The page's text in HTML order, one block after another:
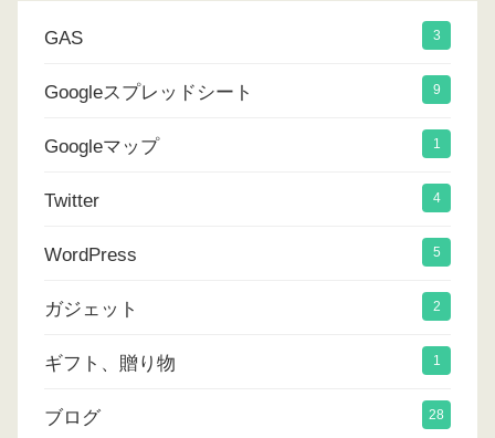
GAS 3
Googleスプレッドシート 9
Googleマップ 1
Twitter 4
WordPress 5
ガジェット 2
ギフト、贈り物 1
ブログ 28